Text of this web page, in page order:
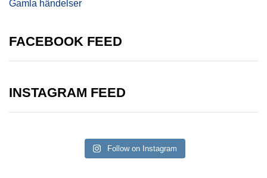
Gamla händelser
FACEBOOK FEED
INSTAGRAM FEED
Follow on Instagram